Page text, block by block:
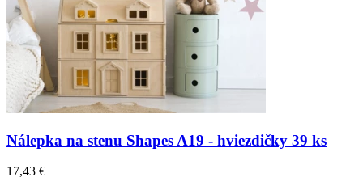
Nálepka na stenu Shapes A19 - hviezdičky 39 ks
17,43 €